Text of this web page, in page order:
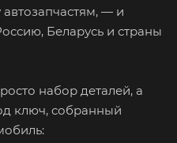
— и
Беларусь и страны
набор деталей, а
ключ, собранный